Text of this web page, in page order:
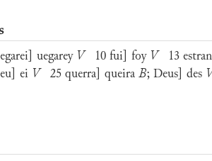
uegarey V 10 fui] foy V 13
ei V 25 querra] queira B; Deus] des